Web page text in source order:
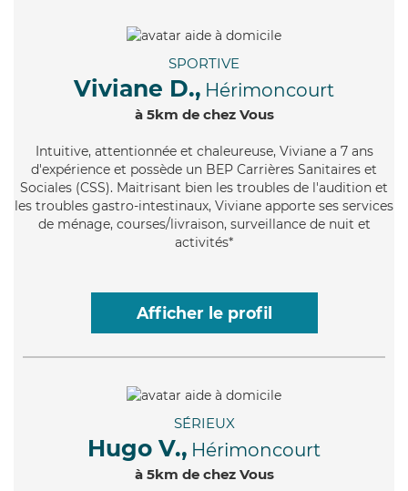
SPORTIVE
Viviane D., Hérimoncourt
à 5km de chez Vous
Intuitive, attentionnée et chaleureuse, Viviane a 7 ans
d'expérience et possède un BEP Carrières Sanitaires et
Sociales (CSS). Maitrisant bien les troubles de l'audition et
les troubles gastro-intestinaux, Viviane apporte ses services
de ménage, courses/livraison, surveillance de nuit et
activités*
Afficher le profil
SÉRIEUX
Hugo V., Hérimoncourt
à 5km de chez Vous